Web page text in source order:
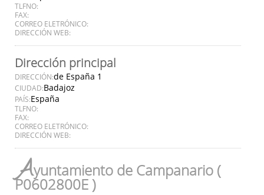
TLFNO:
FAX:
CORREO ELETRÓNICO:
DIRECCIÓN WEB:
Dirección principal
DIRECCIÓN:de España 1
CIUDAD:Badajoz
PAÍS:España
TLFNO:
FAX:
CORREO ELETRÓNICO:
DIRECCIÓN WEB:
Ayuntamiento de Campanario (
P0602800E )